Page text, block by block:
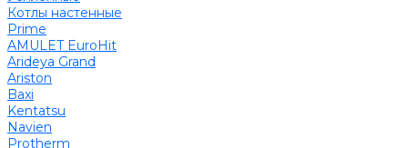
Котлы настенные
Prime
AMULET EuroHit
Arideya Grand
Ariston
Baxi
Kentatsu
Navien
Protherm